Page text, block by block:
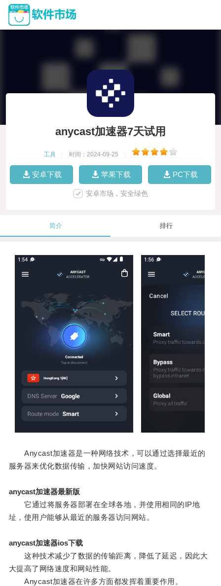
anycast加速器7天试用
工具 时间：2024-09-25
安卓下载 苹果下载 PC下载
安卓市场，安全绿色
简介 排行
Anycast加速器是一种网络技术，可以通过选择最近的
服务器来优化数据传输，加快网站访问速度。
anycast加速器最新版
它通过将服务器部署在全球各地，并使用相同的IP地
址，使用户能够从最近的服务器访问网站。
anycast加速器ios下载
这种技术减少了数据的传输距离，降低了延迟，因此大
大提高了网络速度和网站性能。
Anycast加速器在许多方面都发挥着重要作用。